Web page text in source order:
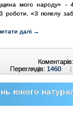
мого народу» - 4
роботи, «З попелу
далі →
Коментарів:
Переглядів: 1460 |
юного